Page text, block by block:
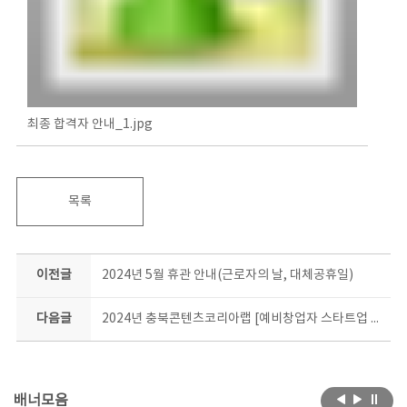
최종 합격자 안내_1.jpg
목록
이전글 2024년 5월 휴관 안내(근로자의 날, 대체공휴일)
다음글 2024년 충북콘텐츠코리아랩 [예비창업자 스타트업 오피스] 입주자 모집 공고(연장)
배너모음